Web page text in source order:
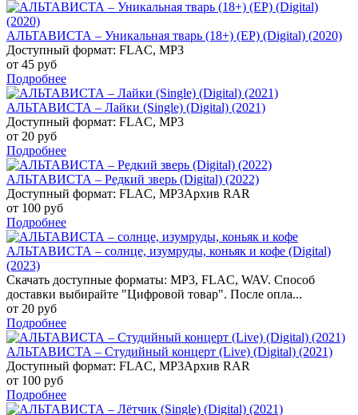
АЛЬТАВИСТА – Уникальная тварь (18+) (EP) (Digital) (2020)
Доступный формат: FLAC, MP3
от 45 руб
Подробнее
АЛЬТАВИСТА – Лайки (Single) (Digital) (2021)
Доступный формат: FLAC, MP3
от 20 руб
Подробнее
АЛЬТАВИСТА – Редкий зверь (Digital) (2022)
Доступный формат: FLAC, MP3Архив RAR
от 100 руб
Подробнее
АЛЬТАВИСТА – солнце, изумруды, коньяк и кофе (Digital)
(2023)
Скачать доступные форматы: MP3, FLAC, WAV. Способ
доставки выбирайте "Цифровой товар". После опла...
от 20 руб
Подробнее
АЛЬТАВИСТА – Студийный концерт (Live) (Digital) (2021)
Доступный формат: FLAC, MP3Архив RAR
от 100 руб
Подробнее